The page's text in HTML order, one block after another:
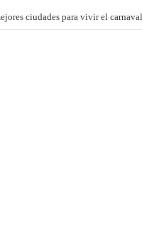
ciudades para vivir el